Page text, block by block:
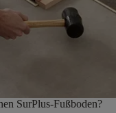
SurPlus-Fußboden?